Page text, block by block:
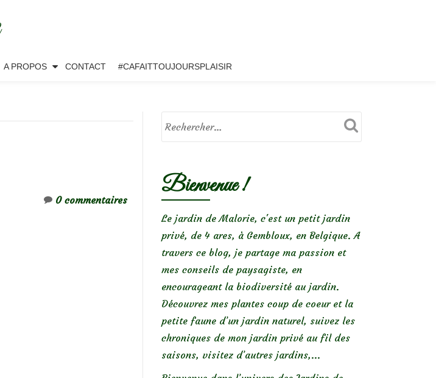
A PROPOS CONTACT #CAFAITTOUJOURSPLAISIR
0 commentaires
Bienvenue !
Le jardin de Malorie, c'est un petit jardin
privé, de 4 ares, à Gembloux, en Belgique. A
travers ce blog, je partage ma passion et
mes conseils de paysagiste, en
encourageant la biodiversité au jardin.
Découvrez mes plantes coup de coeur et la
petite faune d’un jardin naturel, suivez les
chroniques de mon jardin privé au fil des
saisons, visitez d’autres jardins,...